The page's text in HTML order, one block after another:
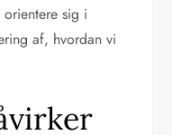
sig i
af, hvordan vi